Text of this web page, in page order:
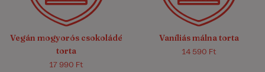
Vegán mogyorós csokoládé
torta
17 990 Ft
Vaníliás málna torta
14 590 Ft